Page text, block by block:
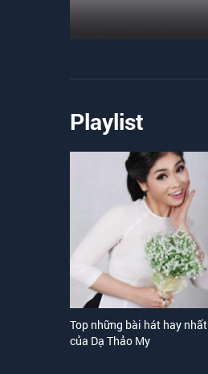
Playlist
Top những bài hát hay nhất
của Dạ Thảo My